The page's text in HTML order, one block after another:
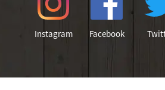
Instagram Facebook